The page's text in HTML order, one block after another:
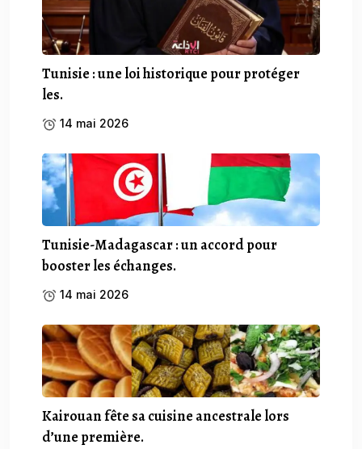
Tunisie : une loi historique pour protéger
les.
14 mai 2026
Tunisie-Madagascar : un accord pour
booster les échanges.
14 mai 2026
Kairouan fête sa cuisine ancestrale lors
d’une première.